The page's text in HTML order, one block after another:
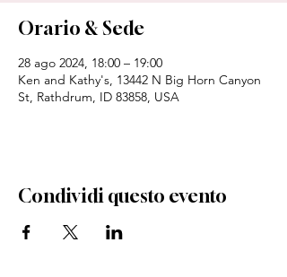
Orario & Sede
28 ago 2024, 18:00 – 19:00
Ken and Kathy's, 13442 N Big Horn Canyon
St, Rathdrum, ID 83858, USA
Condividi questo evento